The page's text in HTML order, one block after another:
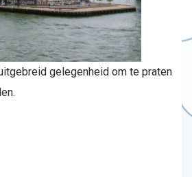
gelegenheid om te praten